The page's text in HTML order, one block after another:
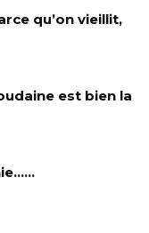
qu’on vieillit,
est bien la